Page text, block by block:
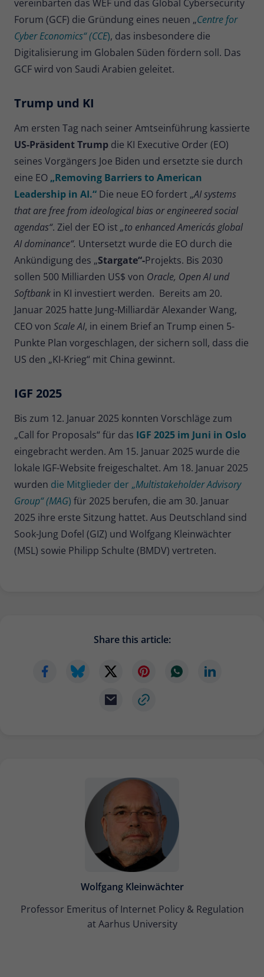
vereinbarten das WEF und das Global Cybersecurity
Forum (GCF) die Gründung eines neuen „Centre for
Cyber Economics“ (CCE), das insbesondere die
Digitalisierung im Globalen Süden fördern soll. Das
GCF wird von Saudi Arabien geleitet.
Trump und KI
Am ersten Tag nach seiner Amtseinführung kassierte
US-Präsident Trump die KI Executive Order (EO)
seines Vorgängers Joe Biden und ersetzte sie durch
eine EO „Removing Barriers to American
Leadership in AI.“ Die neue EO fordert „AI systems
that are free from ideological bias or engineered social
agendas“. Ziel der EO ist„to enhanced America´s global
AI dominance“. Untersetzt wurde die EO durch die
Ankündigung des „Stargate“-Projekts. Bis 2030
sollen 500 Milliarden US$ von Oracle, Open AI und
Softbank in KI investiert werden. Bereits am 20.
Januar 2025 hatte Jung-Milliardär Alexander Wang,
CEO von Scale AI, in einem Brief an Trump einen 5-
Punkte Plan vorgeschlagen, der sichern soll, dass die
US den „KI-Krieg“ mit China gewinnt.
IGF 2025
Bis zum 12. Januar 2025 konnten Vorschläge zum
„Call for Proposals“ für das IGF 2025 im Juni in Oslo
eingebracht werden. Am 15. Januar 2025 wurde die
lokale IGF-Website freigeschaltet. Am 18. Januar 2025
wurden die Mitglieder der „Multistakeholder Advisory
Group“ (MAG) für 2025 berufen, die am 30. Januar
2025 ihre erste Sitzung hattet. Aus Deutschland sind
Sook-Jung Dofel (GIZ) und Wolfgang Kleinwächter
(MSL) sowie Philipp Schulte (BMDV) vertreten.
Share this article:
Wolfgang Kleinwächter
Professor Emeritus of Internet Policy & Regulation
at Aarhus University